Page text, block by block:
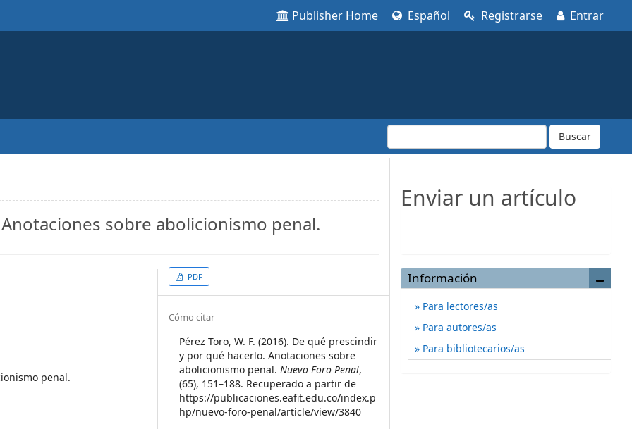
Publisher Home Español Registrarse Entrar
Buscar
sobre abolicionismo penal.
penal.
Article
Sidebar
PDF
Article
Details
Cómo citar
Pérez Toro, W. F. (2016). De qué prescindir
y por qué hacerlo. Anotaciones sobre
abolicionismo penal.Nuevo Foro Penal,
(65), 151–188. Recuperado a partir de
https://publicaciones.eafit.edu.co/index.p
hp/nuevo-foro-penal/article/view/3840
Enviar un artículo
Información
Para lectores/as
Para autores/as
Para bibliotecarios/as